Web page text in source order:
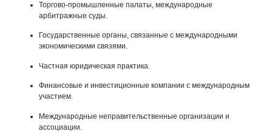
Торгово-промышленные палаты, международные
арбитражные суды.
Государственные органы, связанные с международными
экономическими связями.
Частная юридическая практика.
Финансовые и инвестиционные компании с международным
участием.
Международные неправительственные организации и
ассоциации.